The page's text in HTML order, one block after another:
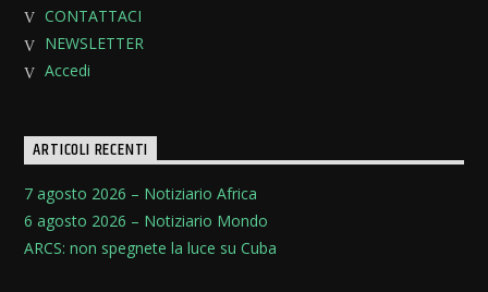
CONTATTACI
NEWSLETTER
Accedi
ARTICOLI RECENTI
7 agosto 2026 – Notiziario Africa
6 agosto 2026 – Notiziario Mondo
ARCS: non spegnete la luce su Cuba